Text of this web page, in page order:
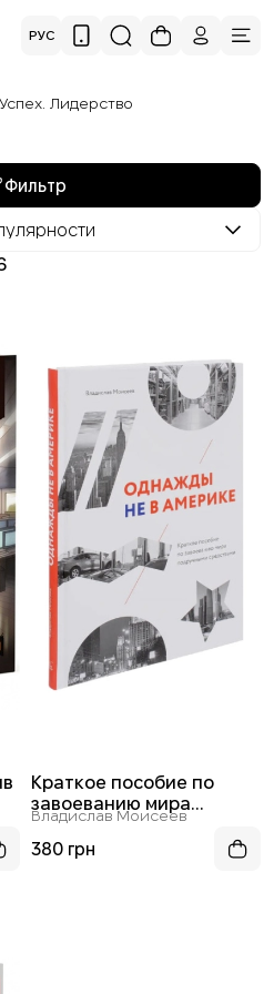
РУС
Успех. Лидерство
Фильтр
Краткое пособие по
завоеванию мира
подручными средствами
Владислав Моисеев
380 грн